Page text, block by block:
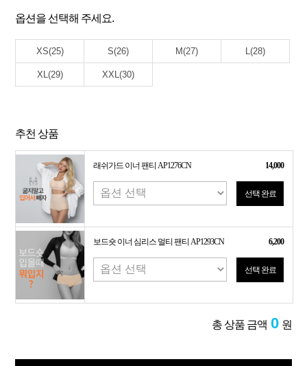
옵션을 선택해 주세요.
XS(25) S(26) M(27) L(28)
XL(29) XXL(30)
추천 상품
래쉬가드 이너 팬티 AP1276CN 14,000
선택 완료
보드숏 이너 심리스 멀티 팬티 AP1293CN 6,200
선택 완료
총 상품 금액 0 원